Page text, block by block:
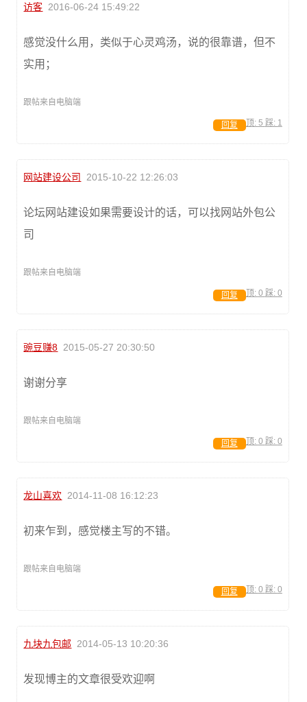
访客 2016-06-24 15:49:22
感觉没什么用，类似于心灵鸡汤，说的很靠谱，但不
实用；
跟帖来自电脑端
顶: 5 踩: 1
回复
网站建设公司 2015-10-22 12:26:03
论坛网站建设如果需要设计的话，可以找网站外包公
司
跟帖来自电脑端
顶: 0 踩: 0
回复
豌豆赚8 2015-05-27 20:30:50
谢谢分享
跟帖来自电脑端
顶: 0 踩: 0
回复
龙山喜欢 2014-11-08 16:12:23
初来乍到，感觉楼主写的不错。
跟帖来自电脑端
顶: 0 踩: 0
回复
九块九包邮 2014-05-13 10:20:36
发现博主的文章很受欢迎啊